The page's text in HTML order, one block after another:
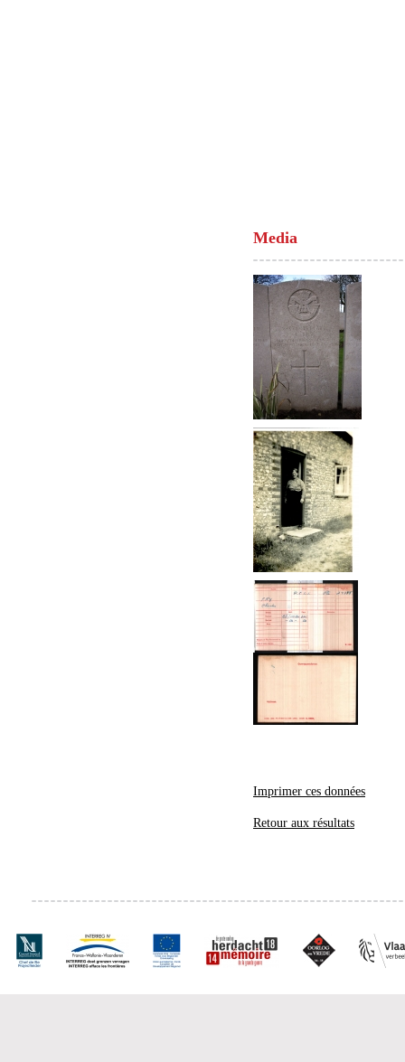
Media
Imprimer ces données
Retour aux résultats